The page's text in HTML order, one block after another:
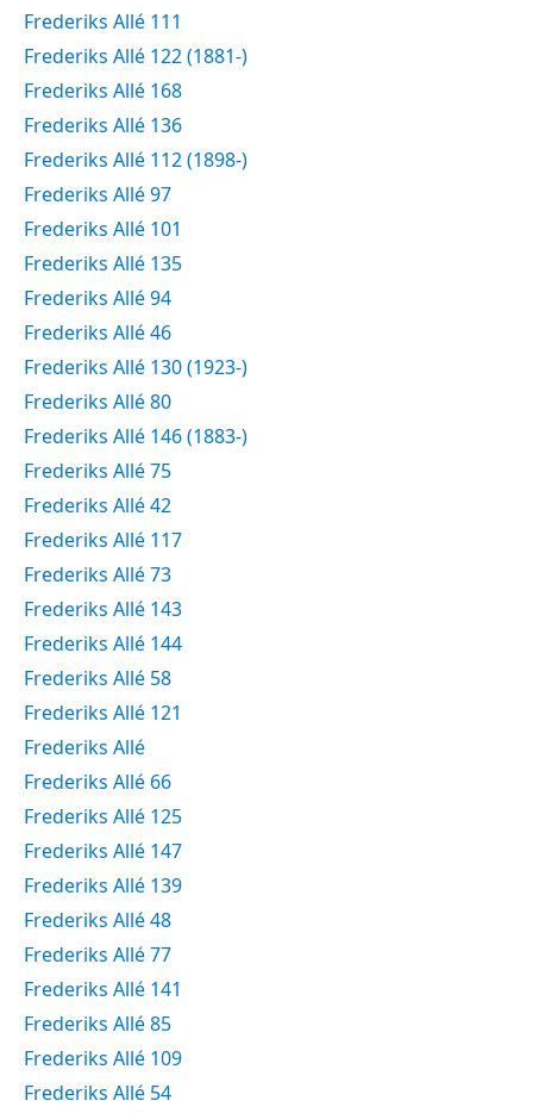
Frederiks Allé 111
Frederiks Allé 122 (1881-)
Frederiks Allé 168
Frederiks Allé 136
Frederiks Allé 112 (1898-)
Frederiks Allé 97
Frederiks Allé 101
Frederiks Allé 135
Frederiks Allé 94
Frederiks Allé 46
Frederiks Allé 130 (1923-)
Frederiks Allé 80
Frederiks Allé 146 (1883-)
Frederiks Allé 75
Frederiks Allé 42
Frederiks Allé 117
Frederiks Allé 73
Frederiks Allé 143
Frederiks Allé 144
Frederiks Allé 58
Frederiks Allé 121
Frederiks Allé
Frederiks Allé 66
Frederiks Allé 125
Frederiks Allé 147
Frederiks Allé 139
Frederiks Allé 48
Frederiks Allé 77
Frederiks Allé 141
Frederiks Allé 85
Frederiks Allé 109
Frederiks Allé 54